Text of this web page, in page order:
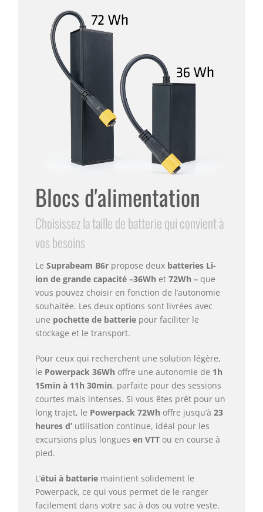
Blocs d'alimentation
Choisissez la taille de batterie qui convient à
vos besoins
Le Suprabeam B6r propose deux batteries Li-
ion de grande capacité –36Wh et 72Wh – que
vous pouvez choisir en fonction de l’autonomie
souhaitée. Les deux options sont livrées avec
une pochette de batterie pour faciliter le
stockage et le transport.
Pour ceux qui recherchent une solution légère,
le Powerpack 36Wh offre une autonomie de 1h
15min à 11h 30min, parfaite pour des sessions
courtes mais intenses. Si vous êtes prêt pour un
long trajet, le Powerpack 72Wh offre jusqu’à 23
heures d’ utilisation continue, idéal pour les
excursions plus longues en VTT ou en course à
pied.
L’étui à batterie maintient solidement le
Powerpack, ce qui vous permet de le ranger
facilement dans votre sac à dos ou votre veste.